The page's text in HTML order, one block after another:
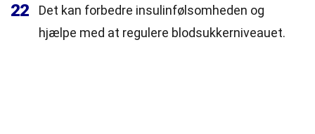
22
Det kan forbedre insulinfølsomheden og
hjælpe med at regulere blodsukkerniveauet.